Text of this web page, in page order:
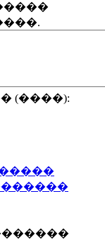
(����):